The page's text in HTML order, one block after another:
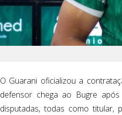
O Guarani oficializou a
defensor chega ao Bugre
disputadas, todas como titular,